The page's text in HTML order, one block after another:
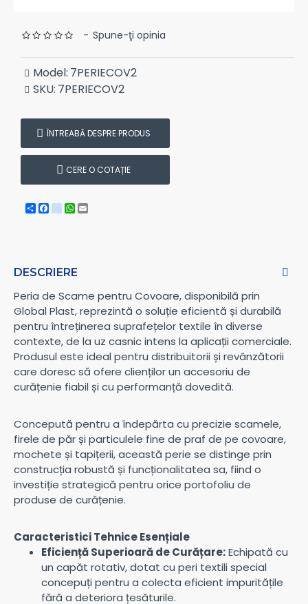
Model: 7PERIECOV2
SKU: 7PERIECOV2
- Spune-ţi opinia
ÎNTREABĂ DESPRE PRODUS
CERE O COTAȚIE
ShareFacebook
instagram
WhatsApp
DESCRIERE
Peria de Scame pentru Covoare, disponibilă prin
Global Plast, reprezintă o soluție eficientă și durabilă
pentru întreținerea suprafețelor textile în diverse
contexte, de la uz casnic intens la aplicații comerciale.
Produsul este ideal pentru distribuitorii și revânzătorii
care doresc să ofere clienților un accesoriu de
curățenie fiabil și cu performanță dovedită.
Concepută pentru a îndepărta cu precizie scamele,
firele de păr și particulele fine de praf de pe covoare,
mochete și tapițerii, această perie se distinge prin
construcția robustă și funcționalitatea sa, fiind o
investiție strategică pentru orice portofoliu de
produse de curățenie.
Caracteristici Tehnice Esențiale
Eficiență Superioară de Curățare:Echipată cu
un capăt rotativ, dotat cu peri textili special
concepuți pentru a colecta eficient impuritățile
fără a deteriora țesăturile.